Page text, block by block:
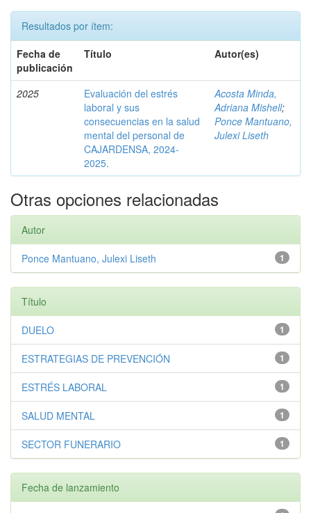
Resultados por ítem:
Fecha de
publicación
Título Autor(es)
2025
Evaluación del estrés
laboral y sus
consecuencias en la salud
mental del personal de
CAJARDENSA, 2024-
2025.
Acosta Minda,
Adriana Mishell;
Ponce Mantuano,
Julexi Liseth
Otras opciones relacionadas
Autor
1
Ponce Mantuano, Julexi Liseth
Título
1
DUELO
1
ESTRATEGIAS DE PREVENCIÓN
1
ESTRÉS LABORAL
1
SALUD MENTAL
1
SECTOR FUNERARIO
Fecha de lanzamiento